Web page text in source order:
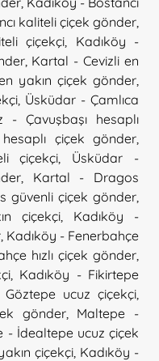
kaliteli çiçek gönder
çiçekçi
Kadıköy -
, Kartal - Cevizli en
yakın çiçek gönder
Üsküdar - Çamlıca
- Çavuşbaşı hesaplı
çiçek gönder
çiçekçi
Üsküdar -
Kartal - Dragos
güvenli çiçek gönder
çiçekçi
Kadıköy -
Kadıköy - Fenerbahçe
hızlı çiçek gönder
Kadıköy - Fikirtepe
Göztepe ucuz çiçekçi
gönder, Maltepe -
- İdealtepe ucuz çiçek
çiçekçi, Kadıköy -